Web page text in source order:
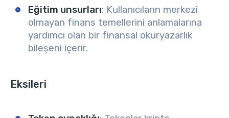
Eğitim unsurları: Kullanıcıların merkezi
olmayan finans temellerini anlamalarına
yardımcı olan bir finansal okuryazarlık
bileşeni içerir.
Eksileri